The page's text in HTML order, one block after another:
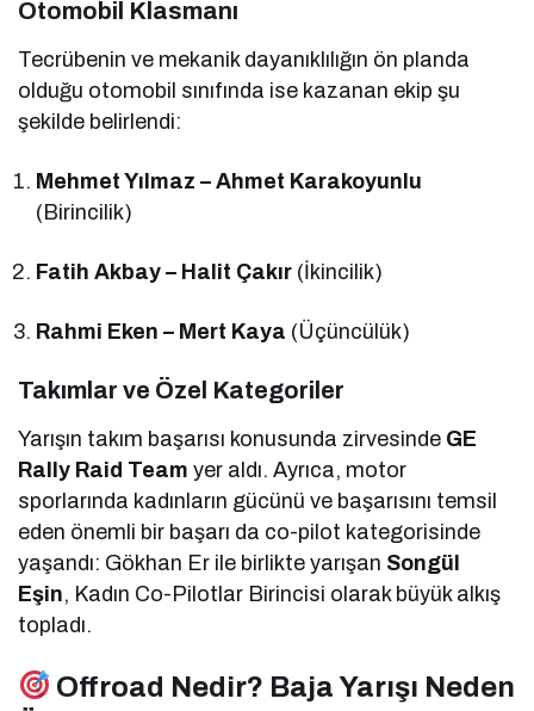
Otomobil Klasmanı
Tecrübenin ve mekanik dayanıklılığın ön planda
olduğu otomobil sınıfında ise kazanan ekip şu
şekilde belirlendi:
Mehmet Yılmaz – Ahmet Karakoyunlu
(Birincilik)
Fatih Akbay – Halit Çakır (İkincilik)
Rahmi Eken – Mert Kaya (Üçüncülük)
Takımlar ve Özel Kategoriler
Yarışın takım başarısı konusunda zirvesinde GE
Rally Raid Team yer aldı. Ayrıca, motor
sporlarında kadınların gücünü ve başarısını temsil
eden önemli bir başarı da co-pilot kategorisinde
yaşandı: Gökhan Er ile birlikte yarışan Songül
Eşin, Kadın Co-Pilotlar Birincisi olarak büyük alkış
topladı.
Offroad Nedir? Baja Yarışı Neden